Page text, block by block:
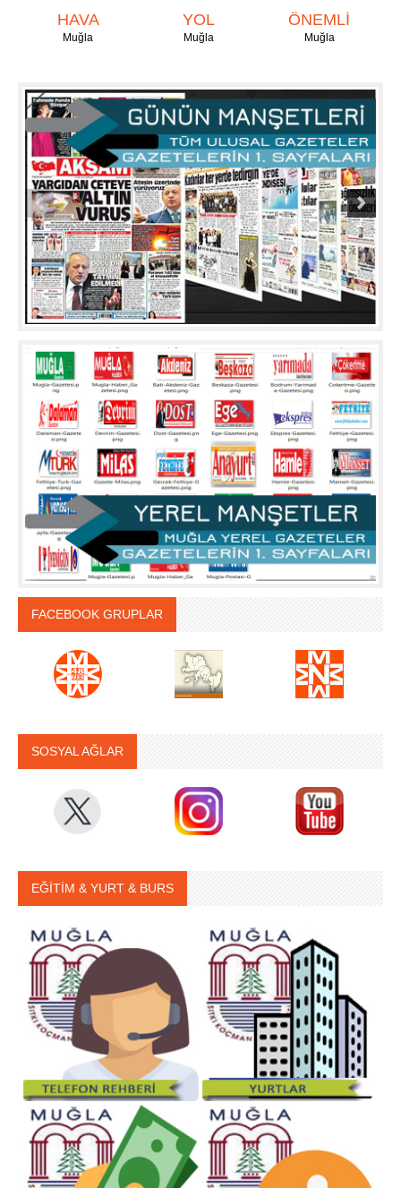
HAVA
Muğla
YOL
Muğla
ÖNEMLİ
Muğla
FACEBOOK GRUPLAR
SOSYAL AĞLAR
EĞİTİM & YURT & BURS